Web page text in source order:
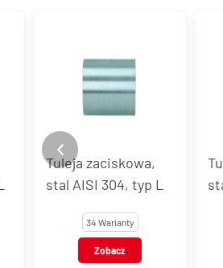
Tuleja zaciskowa,
stal AISI 316, typ L
14 Wariantów
Zobacz